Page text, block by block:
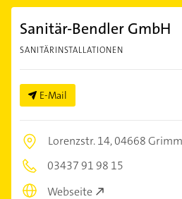
Sanitär-Bendler GmbH
SANITÄRINSTALLATIONEN
E-Mail
Lorenzstr. 14,04668
03437 91 98 15
Webseite